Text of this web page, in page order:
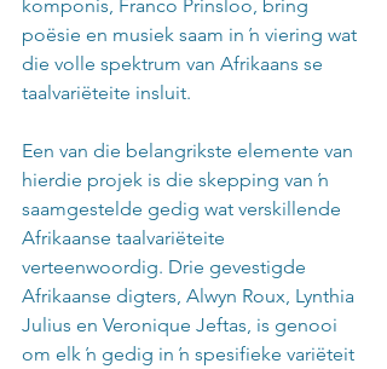
komponis, Franco Prinsloo, bring
poësie en musiek saam in ŉ viering wat
die volle spektrum van Afrikaans se
taalvariëteite insluit.
Een van die belangrikste elemente van
hierdie projek is die skepping van ŉ
saamgestelde gedig wat verskillende
Afrikaanse taalvariëteite
verteenwoordig. Drie gevestigde
Afrikaanse digters, Alwyn Roux, Lynthia
Julius en Veronique Jeftas, is genooi
om elk ŉ gedig in ŉ spesifieke variëteit